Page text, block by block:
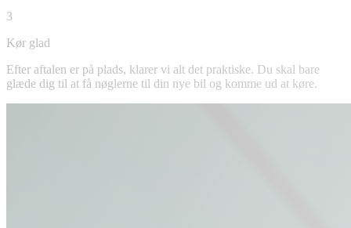
3
Kør glad
Efter aftalen er på plads, klarer vi alt det praktiske. Du skal bare
glæde dig til at få nøglerne til din nye bil og komme ud at køre.